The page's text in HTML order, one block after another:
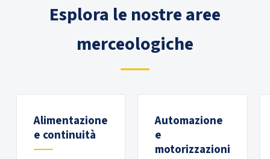
Esplora le nostre aree
merceologiche
Alimentazione
e continuità
Automazione
e
motorizzazioni